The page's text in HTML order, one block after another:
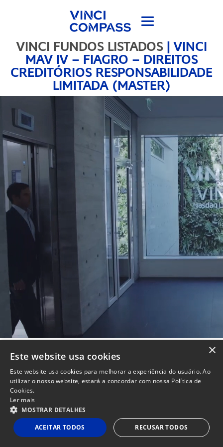
VINCI FUNDOS LISTADOS |VINCI
MAV IV – FIAGRO – DIREITOS
CREDITÓRIOS RESPONSABILIDADE
LIMITADA (MASTER)
Politicas de Privacidade e Termos de UsoPowered byMZ
×
Este website usa cookies
Este website usa cookies para melhorar a experiência do usuário. Ao
utilizar o nosso website, estará a concordar com nossa Política de
Cookies.
Ler mais
MOSTRAR DETALHES
ACEITAR TODOS RECUSAR TODOS